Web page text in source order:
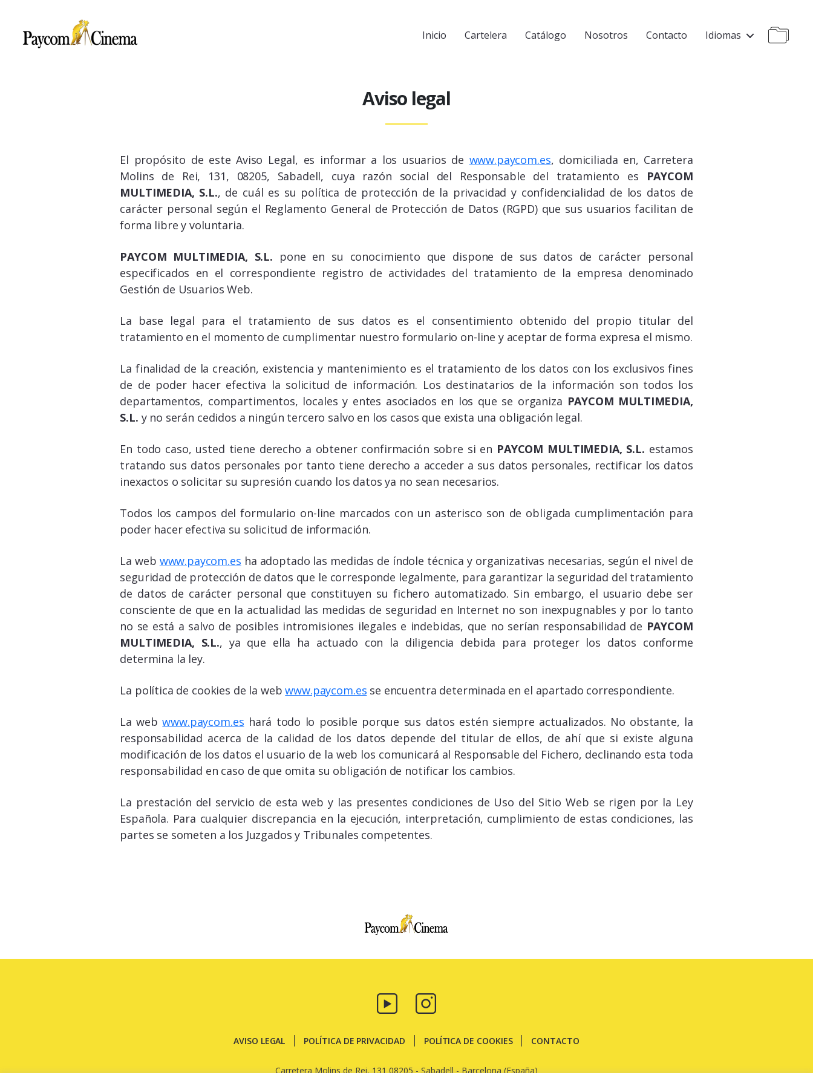
Inicio Cartelera Catálogo Nosotros Contacto Idiomas
Aviso legal
El propósito de este Aviso Legal, es informar a los usuarios de www.paycom.es, domiciliada en, Carretera
Molins de Rei, 131, 08205, Sabadell, cuya razón social del Responsable del tratamiento es PAYCOM
MULTIMEDIA, S.L., de cuál es su política de protección de la privacidad y confidencialidad de los datos de
carácter personal según el Reglamento General de Protección de Datos (RGPD) que sus usuarios facilitan de
forma libre y voluntaria.
PAYCOM MULTIMEDIA, S.L. pone en su conocimiento que dispone de sus datos de carácter personal
especificados en el correspondiente registro de actividades del tratamiento de la empresa denominado
Gestión de Usuarios Web.
La base legal para el tratamiento de sus datos es el consentimiento obtenido del propio titular del
tratamiento en el momento de cumplimentar nuestro formulario on-line y aceptar de forma expresa el mismo.
La finalidad de la creación, existencia y mantenimiento es el tratamiento de los datos con los exclusivos fines
de de poder hacer efectiva la solicitud de información. Los destinatarios de la información son todos los
departamentos, compartimentos, locales y entes asociados en los que se organiza PAYCOM MULTIMEDIA,
S.L. y no serán cedidos a ningún tercero salvo en los casos que exista una obligación legal.
En todo caso, usted tiene derecho a obtener confirmación sobre si en PAYCOM MULTIMEDIA, S.L. estamos
tratando sus datos personales por tanto tiene derecho a acceder a sus datos personales, rectificar los datos
inexactos o solicitar su supresión cuando los datos ya no sean necesarios.
Todos los campos del formulario on-line marcados con un asterisco son de obligada cumplimentación para
poder hacer efectiva su solicitud de información.
La web www.paycom.es ha adoptado las medidas de índole técnica y organizativas necesarias, según el nivel de
seguridad de protección de datos que le corresponde legalmente, para garantizar la seguridad del tratamiento
de datos de carácter personal que constituyen su fichero automatizado. Sin embargo, el usuario debe ser
consciente de que en la actualidad las medidas de seguridad en Internet no son inexpugnables y por lo tanto
no se está a salvo de posibles intromisiones ilegales e indebidas, que no serían responsabilidad de PAYCOM
MULTIMEDIA, S.L., ya que ella ha actuado con la diligencia debida para proteger los datos conforme
determina la ley.
La política de cookies de la webwww.paycom.es se encuentra determinada en el apartado correspondiente.
La webwww.paycom.es hará todo lo posible porque sus datos estén siempre actualizados. No obstante, la
responsabilidad acerca de la calidad de los datos depende del titular de ellos, de ahí que si existe alguna
modificación de los datos el usuario de la web los comunicará al Responsable del Fichero, declinando esta toda
responsabilidad en caso de que omita su obligación de notificar los cambios.
La prestación del servicio de esta web y las presentes condiciones de Uso del Sitio Web se rigen por la Ley
Española. Para cualquier discrepancia en la ejecución, interpretación, cumplimiento de estas condiciones, las
partes se someten a los Juzgados y Tribunales competentes.
Multimedia
AVISO LEGAL POLÍTICA DE PRIVACIDAD POLÍTICA DE COOKIES CONTACTO
Carretera Molins de Rei, 131 08205 - Sabadell - Barcelona (España)